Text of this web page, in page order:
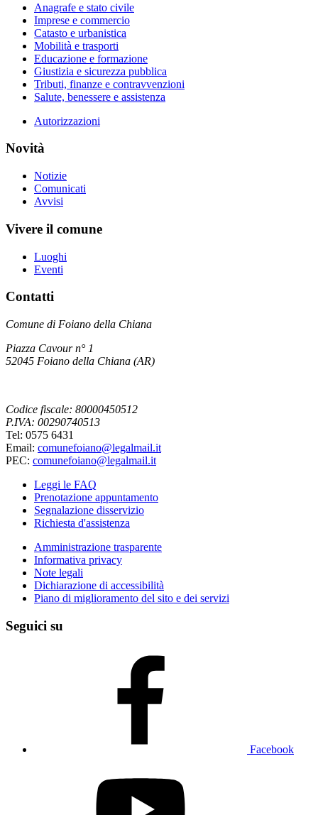
Anagrafe e stato civile
Imprese e commercio
Catasto e urbanistica
Mobilità e trasporti
Educazione e formazione
Giustizia e sicurezza pubblica
Tributi, finanze e contravvenzioni
Salute, benessere e assistenza
Autorizzazioni
Novità
Notizie
Comunicati
Avvisi
Vivere il comune
Luoghi
Eventi
Contatti
Comune di Foiano della Chiana
Piazza Cavour n° 1
52045 Foiano della Chiana (AR)
Codice fiscale: 80000450512
P.IVA: 00290740513
Tel: 0575 6431
Email: comunefoiano@legalmail.it
PEC: comunefoiano@legalmail.it
Leggi le FAQ
Prenotazione appuntamento
Segnalazione disservizio
Richiesta d'assistenza
Amministrazione trasparente
Informativa privacy
Note legali
Dichiarazione di accessibilità
Piano di miglioramento del sito e dei servizi
Seguici su
Facebook